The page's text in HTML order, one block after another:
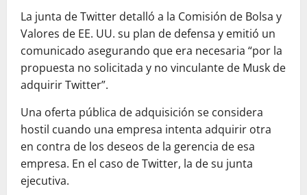
La junta de Twitter detalló a la Comisión de Bolsa y
Valores de EE. UU. su plan de defensa y emitió un
comunicado asegurando que era necesaria “por la
propuesta no solicitada y no vinculante de Musk de
adquirir Twitter”.
Una oferta pública de adquisición se considera
hostil cuando una empresa intenta adquirir otra
en contra de los deseos de la gerencia de esa
empresa. En el caso de Twitter, la de su junta
ejecutiva.